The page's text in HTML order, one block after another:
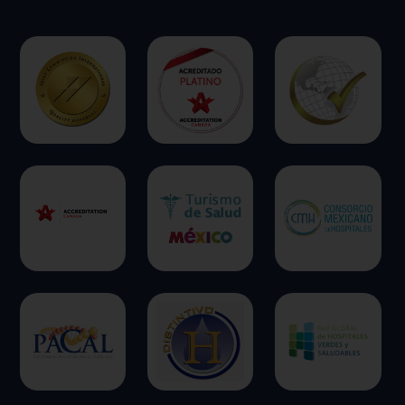
Permitir todas
Sistema de personalización de cookies
Cookies dirigidas
Cookies de funcionalidad
Cookies de rendimiento